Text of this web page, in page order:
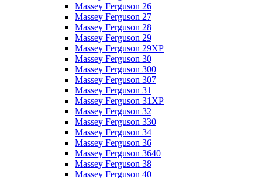
Massey Ferguson 26
Massey Ferguson 27
Massey Ferguson 28
Massey Ferguson 29
Massey Ferguson 29XP
Massey Ferguson 30
Massey Ferguson 300
Massey Ferguson 307
Massey Ferguson 31
Massey Ferguson 31XP
Massey Ferguson 32
Massey Ferguson 330
Massey Ferguson 34
Massey Ferguson 36
Massey Ferguson 3640
Massey Ferguson 38
Massey Ferguson 40